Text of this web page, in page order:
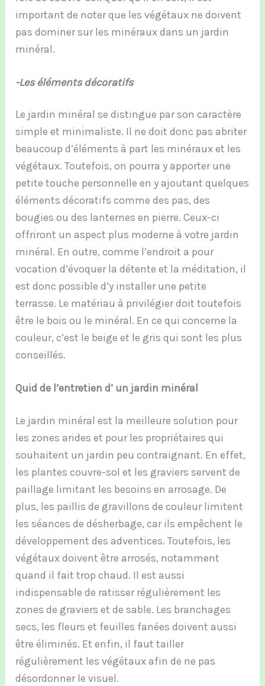
important de noter que les végétaux ne doivent
pas dominer sur les minéraux dans un jardin
minéral.
-Les éléments décoratifs
Le jardin minéral se distingue par son caractère
simple et minimaliste. Il ne doit donc pas abriter
beaucoup d’éléments à part les minéraux et les
végétaux. Toutefois, on pourra y apporter une
petite touche personnelle en y ajoutant quelques
éléments décoratifs comme des pas, des
bougies ou des lanternes en pierre. Ceux-ci
offriront un aspect plus moderne à votre jardin
minéral. En outre, comme l’endroit a pour
vocation d’évoquer la détente et la méditation, il
est donc possible d’y installer une petite
terrasse. Le matériau à privilégier doit toutefois
être le bois ou le minéral. En ce qui concerne la
couleur, c’est le beige et le gris qui sont les plus
conseillés.
Quid de l’entretien d’ un jardin minéral
Le jardin minéral est la meilleure solution pour
les zones arides et pour les propriétaires qui
souhaitent un jardin peu contraignant. En effet,
les plantes couvre-sol et les graviers servent de
paillage limitant les besoins en arrosage. De
plus, les paillis de gravillons de couleur limitent
les séances de désherbage, car ils empêchent le
développement des adventices. Toutefois, les
végétaux doivent être arrosés, notamment
quand il fait trop chaud. Il est aussi
indispensable de ratisser régulièrement les
zones de graviers et de sable. Les branchages
secs, les fleurs et feuilles fanées doivent aussi
être éliminés. Et enfin, il faut tailler
régulièrement les végétaux afin de ne pas
désordonner le visuel.